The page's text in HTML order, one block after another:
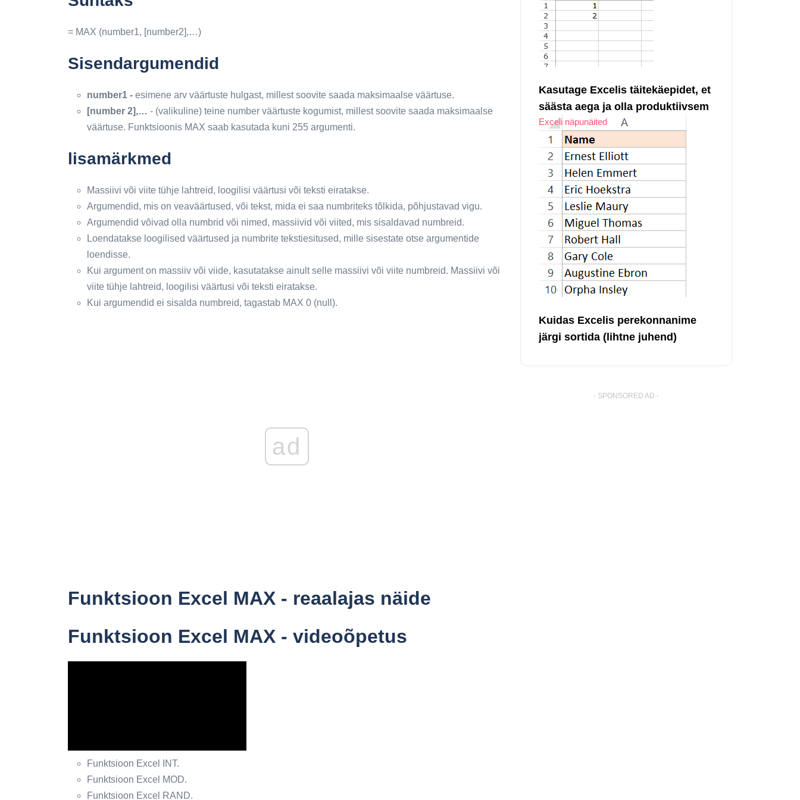
= MAX (number1, [number2],…)
Sisendargumendid
number1 - esimene arv väärtuste hulgast, millest soovite saada maksimaalse väärtuse.
[number 2],… - (valikuline) teine ​​number väärtuste kogumist, millest soovite saada maksimaalse
väärtuse. Funktsioonis MAX saab kasutada kuni 255 argumenti.
lisamärkmed
Massiivi või viite tühje lahtreid, loogilisi väärtusi või teksti eiratakse.
Argumendid, mis on veaväärtused, või tekst, mida ei saa numbriteks tõlkida, põhjustavad vigu.
Argumendid võivad olla numbrid või nimed, massiivid või viited, mis sisaldavad numbreid.
Loendatakse loogilised väärtused ja numbrite tekstiesitused, mille sisestate otse argumentide
loendisse.
Kui argument on massiiv või viide, kasutatakse ainult selle massiivi või viite numbreid. Massiivi või
viite tühje lahtreid, loogilisi väärtusi või teksti eiratakse.
Kui argumendid ei sisalda numbreid, tagastab MAX 0 (null).
ad
Funktsioon Excel MAX - reaalajas näide
Funktsioon Excel MAX - videoõpetus
Funktsioon Excel INT.
Funktsioon Excel MOD.
Funktsioon Excel RAND.
Kasutage Excelis täitekäepidet, et
säästa aega ja olla produktiivsem
Exceli näpunäited
Kuidas Excelis perekonnanime
järgi sortida (lihtne juhend)
- SPONSORED AD -